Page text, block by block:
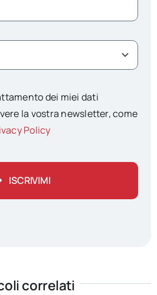
dei miei dati
la vostra newsletter, come
Policy
ISCRIVIMI
correlati